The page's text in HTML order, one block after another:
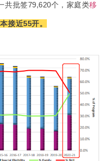
共批签79,620个，家庭类移
接近55开。